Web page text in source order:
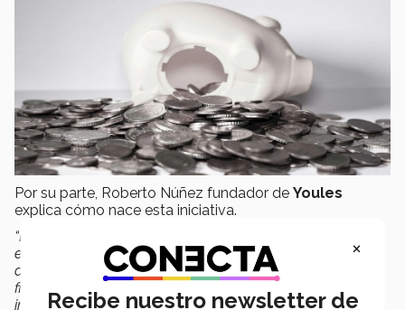
Por su parte, Roberto Núñez fundador de Youles
explica cómo nace esta iniciativa.
“Después de muchos años de estar entrevistando gente
en cómo maneja su dinero, he visto que una persona
debe planear sus finanzas, porque si manejas bien tus
finanzas estarás tomando un control sobre lo que es
importante para ti,
×
Recibe nuestro newsletter de